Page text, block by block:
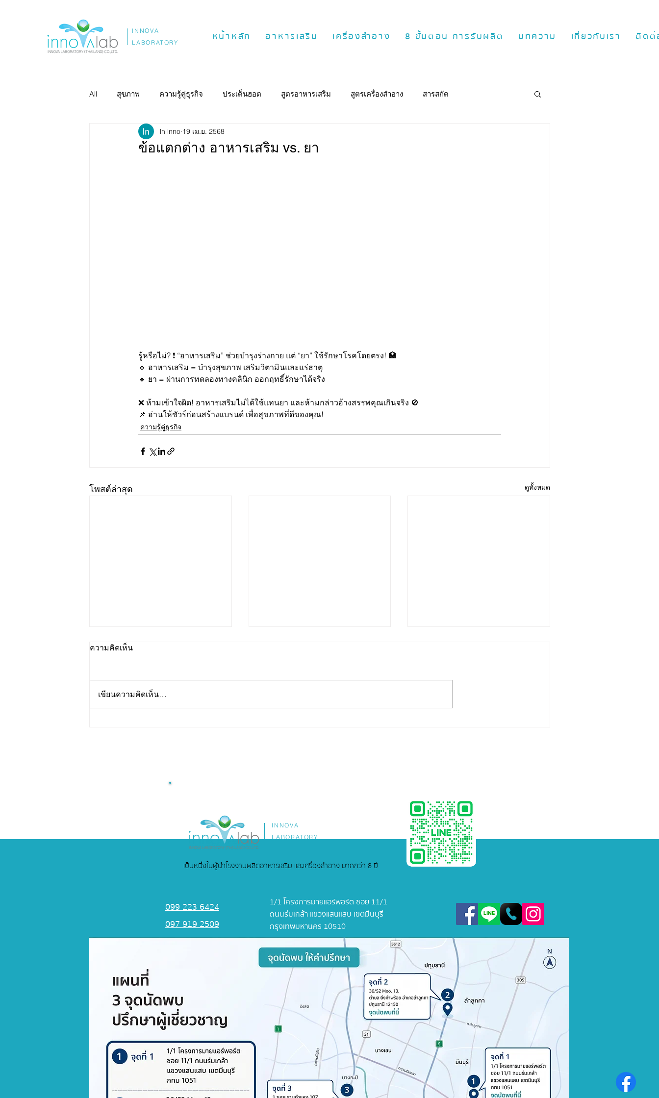
INNOVA
LABORATORY
หน้าหลัก อาหารเสริม เครื่องสำอาง 8 ขั้นตอน การรับผลิต บทความ เกี่ยวกับเรา ติด
All สุขภาพ ความรู้คู่ธุรกิจ ประเด็นฮอต สูตรอาหารเสริม สูตรเครื่องสำอาง สารสกัด
ข้อแตกต่าง อาหารเสริม vs. ยา
ln lnno 19 เม.ย. 2568
รู้หรือไม่? ❗ “อาหารเสริม” ช่วยบำรุงร่างกาย แต่ “ยา” ใช้รักษาโรคโดยตรง! 🏥
🔹 อาหารเสริม = บำรุงสุขภาพ เสริมวิตามินและแร่ธาตุ
🔹 ยา = ผ่านการทดลองทางคลินิก ออกฤทธิ์รักษาได้จริง
❌ ห้ามเข้าใจผิด! อาหารเสริมไม่ได้ใช้แทนยา และห้ามกล่าวอ้างสรรพคุณเกินจริง 🚫
📌 อ่านให้ชัวร์ก่อนสร้างแบรนด์ เพื่อสุขภาพที่ดีของคุณ!
ความรู้คู่ธุรกิจ
โพสต์ล่าสุด ดูทั้งหมด
ความคิดเห็น
เขียนความคิดเห็น…
099 223 6424
1/1 โครงการมายแอร์พอร์ต ซอย 11/1
ถนนร่มเกล้า แขวงแสนแสบ เขตมีนบุรี
กรุงเทพมหานคร 10510
097 919 2509
INNOVA
LABORATORY
เป็นหนึ่งในผู้นำโรงงานผลิตอาหารเสริม และเครื่องสำอาง มากกว่า 8 ปี